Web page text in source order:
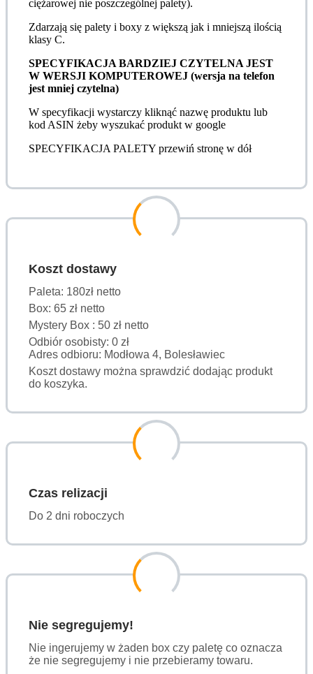
ciężarowej nie poszczególnej palety).
Zdarzają się palety i boxy z większą jak i mniejszą ilością
klasy C.
SPECYFIKACJA BARDZIEJ CZYTELNA JEST
W WERSJI KOMPUTEROWEJ (wersja na telefon
jest mniej czytelna)
W specyfikacji wystarczy kliknąć nazwę produktu lub
kod ASIN żeby wyszukać produkt w google
SPECYFIKACJA PALETY przewiń stronę w dół
Koszt dostawy
Paleta: 180zł netto
Box: 65 zł netto
Mystery Box : 50 zł netto
Odbiór osobisty: 0 zł
Adres odbioru: Modłowa 4, Bolesławiec
Koszt dostawy można sprawdzić dodając produkt
do koszyka.
Czas relizacji
Do 2 dni roboczych
Nie segregujemy!
Nie ingerujemy w żaden box czy paletę co oznacza
że nie segregujemy i nie przebieramy towaru.